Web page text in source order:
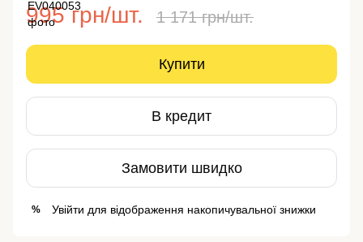
995 грн/шт. 1 171 грн/шт.
Купити
В кредит
Замовити швидко
% Увійти для відображення накопичувальної знижки